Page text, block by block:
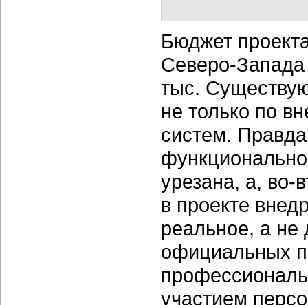
Бюджет
Северо-Запада
тыс.
не только по
систем.
урезана, а, во-
в проекте
реальное, а
официальных
участием